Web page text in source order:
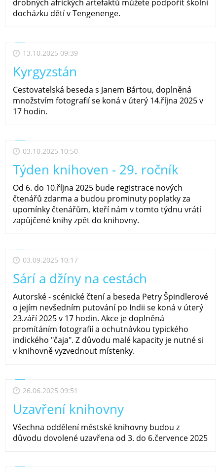
drobných afrických artefaktů můžete podpořit školní
docházku dětí v Tengenenge.
13.10.2025 09:39
Kyrgyzstán
Cestovatelská beseda s Janem Bártou, doplněná
množstvím fotografií se koná v úterý 14.října 2025 v
17 hodin.
03.10.2025 10:50
Týden knihoven - 29. ročník
Od 6. do 10.října 2025 bude registrace nových
čtenářů zdarma a budou prominuty poplatky za
upomínky čtenářům, kteří nám v tomto týdnu vrátí
zapůjčené knihy zpět do knihovny.
03.09.2025 10:17
Sárí a džíny na cestách
Autorské - scénické čtení a beseda Petry Špindlerové
o jejím nevšedním putování po Indii se koná v úterý
23.září 2025 v 17 hodin. Akce je doplněná
promítáním fotografií a ochutnávkou typického
indického "čaja". Z důvodu malé kapacity je nutné si
v knihovně vyzvednout místenky.
26.06.2025 09:51
Uzavření knihovny
Všechna oddělení městské knihovny budou z
důvodu dovolené uzavřena od 3. do 6.července 2025